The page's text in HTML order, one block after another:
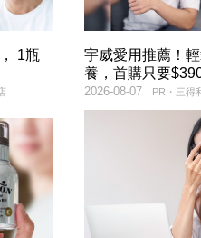
1瓶
宇威愛用推薦！
養，首購只要
PR・三得
2026-08-07